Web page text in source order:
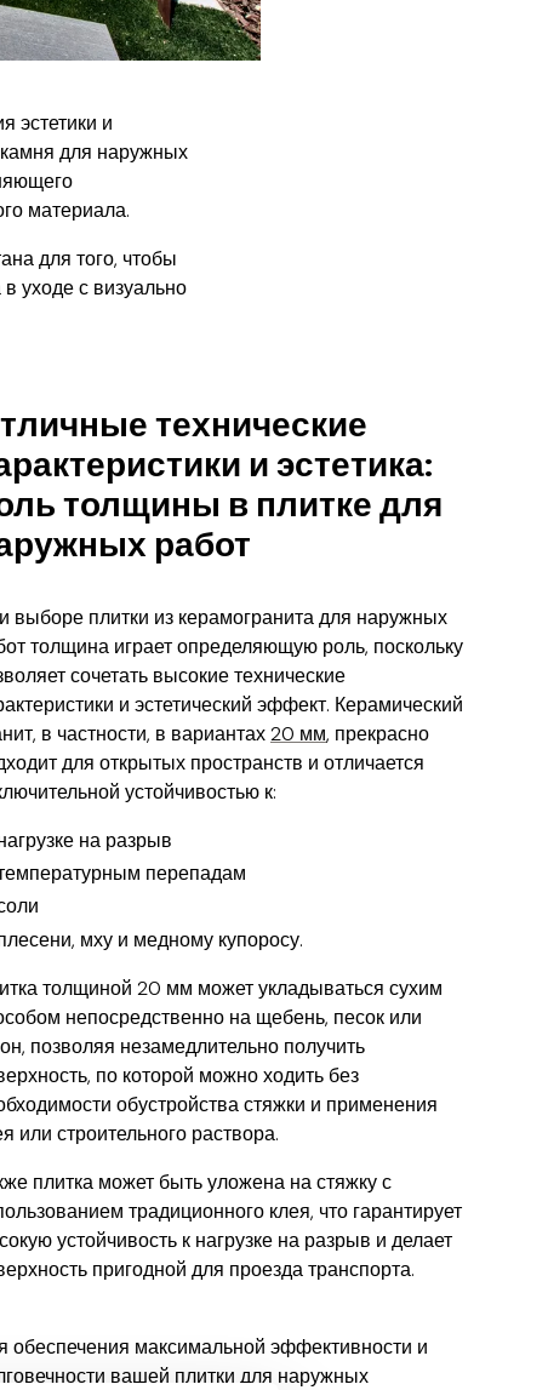
эстетики и
для наружных
материала.
для того, чтобы
уходе с визуально
технические
и эстетика:
толщины в плитке для
работ
выборе плитки из керамогранита для наружных
толщина играет определяющую роль, поскольку
сочетать высокие технические
и эстетический эффект. Керамический
в частности, в вариантах20 мм, прекрасно
для открытых пространств и отличается
устойчивостью к:
на разрыв
перепадам
мху и медному купоросу.
толщиной 20 мм может укладываться сухим
непосредственно на щебень, песок или
позволяя незамедлительно получить
по которой можно ходить без
обустройства стяжки и применения
или строительного раствора.
плитка может быть уложена на стяжку с
традиционного клея, что гарантирует
устойчивость к нагрузке на разрыв и делает
пригодной для проезда транспорта.
обеспечения максимальной эффективности и
вашей плитки для наружных